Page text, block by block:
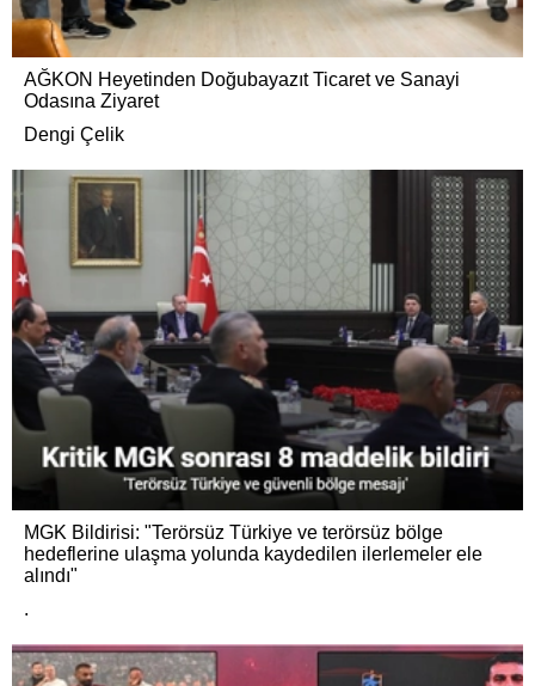
AĞKON Heyetinden Doğubayazıt Ticaret ve Sanayi
Odasına Ziyaret
Dengi Çelik
MGK Bildirisi: "Terörsüz Türkiye ve terörsüz bölge
hedeflerine ulaşma yolunda kaydedilen ilerlemeler ele
alındı"
.